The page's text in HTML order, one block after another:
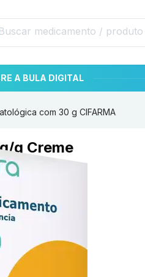
A BULA DIGITAL
com 30 g CIFARMA
g Creme